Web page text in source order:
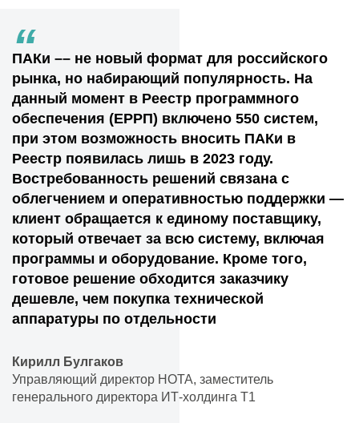
“
ПАКи –– не новый формат для российского
рынка, но набирающий популярность. На
данный момент в Реестр программного
обеспечения (ЕРРП) включено 550 систем,
при этом возможность вносить ПАКи в
Реестр появилась лишь в 2023 году.
Востребованность решений связана с
облегчением и оперативностью поддержки —
клиент обращается к единому поставщику,
который отвечает за всю систему, включая
программы и оборудование. Кроме того,
готовое решение обходится заказчику
дешевле, чем покупка технической
аппаратуры по отдельности
Кирилл Булгаков
Управляющий директор НОТА, заместитель
генерального директора ИТ-холдинга Т1